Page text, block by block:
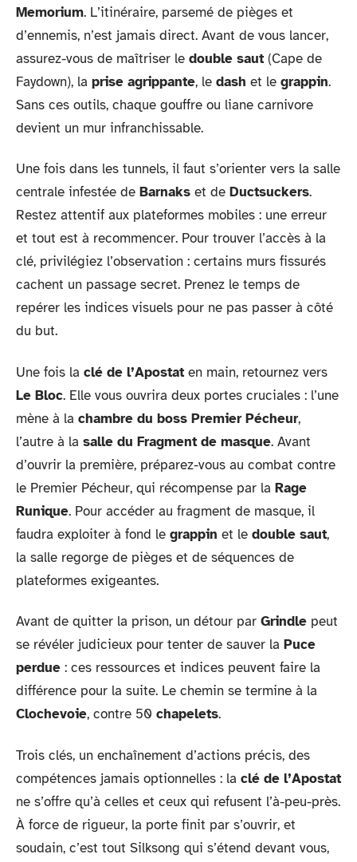
Memorium. L’itinéraire, parsemé de pièges et
d’ennemis, n’est jamais direct. Avant de vous lancer,
assurez-vous de maîtriser le double saut (Cape de
Faydown), la prise agrippante, le dash et le grappin.
Sans ces outils, chaque gouffre ou liane carnivore
devient un mur infranchissable.
Une fois dans les tunnels, il faut s’orienter vers la salle
centrale infestée de Barnaks et de Ductsuckers.
Restez attentif aux plateformes mobiles : une erreur
et tout est à recommencer. Pour trouver l’accès à la
clé, privilégiez l’observation : certains murs fissurés
cachent un passage secret. Prenez le temps de
repérer les indices visuels pour ne pas passer à côté
du but.
Une fois la clé de l’Apostat en main, retournez vers
Le Bloc. Elle vous ouvrira deux portes cruciales : l’une
mène à la chambre du boss Premier Pécheur,
l’autre à la salle du Fragment de masque. Avant
d’ouvrir la première, préparez-vous au combat contre
le Premier Pécheur, qui récompense par la Rage
Runique. Pour accéder au fragment de masque, il
faudra exploiter à fond le grappin et le double saut,
la salle regorge de pièges et de séquences de
plateformes exigeantes.
Avant de quitter la prison, un détour par Grindle peut
se révéler judicieux pour tenter de sauver la Puce
perdue : ces ressources et indices peuvent faire la
différence pour la suite. Le chemin se termine à la
Clochevoie, contre 50 chapelets.
Trois clés, un enchaînement d’actions précis, des
compétences jamais optionnelles : la clé de l’Apostat
ne s’offre qu’à celles et ceux qui refusent l’à-peu-près.
À force de rigueur, la porte finit par s’ouvrir, et
soudain, c’est tout Silksong qui s’étend devant vous,